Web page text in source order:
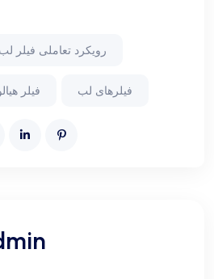
رویکرد تعاملی فیلر لب
فیلر فیلرهای لب